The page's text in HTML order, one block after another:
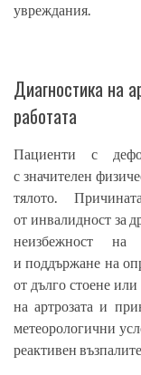
увреждания.
Диагностика на
работата
Пациенти с
с значителен
тялото.
от инвалидност за
неизбежност на
и поддържане на
от дълго стоене
на артрозата и
метеорологични
реактивен